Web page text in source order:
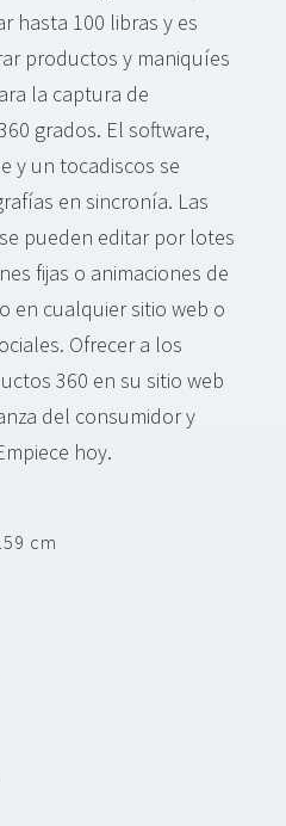
hasta 100 libras y es
productos y maniquíes
la captura de
grados. El software,
y un tocadiscos se
en sincronía. Las
pueden editar por lotes
fijas o animaciones de
en cualquier sitio web o
Ofrecer a los
360 en su sitio web
del consumidor y
hoy.
cm